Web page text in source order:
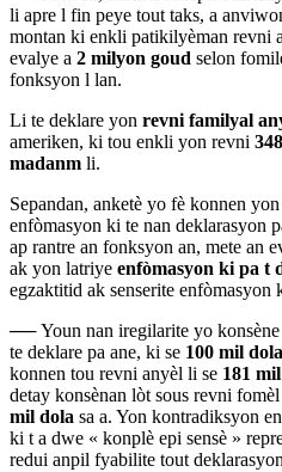
li apre l fin peye tout taks, a
montan ki enkli patikilyèman revni
evalye a 2 milyon goud selon
fonksyon l lan.
Li te deklare yon revni familyal
ameriken, ki tou enkli yon revni
madanm li.
Sepandan, anketè yo fè konnen yon
enfòmasyon ki te nan deklarasyon
ap rantre an fonksyon an, mete an
ak yon latriye enfòmasyon ki pa t
egzaktitid ak senserite enfòmasyon
──Youn nan iregilarite yo konsène
te deklare pa ane, ki se 100 mil dola
konnen tou revni anyèl li se 181
detay konsènan lòt sous revni
mil dola sa a. Yon kontradiksyon
ki t a dwe « konplè epi sensè »
redui anpil fyabilite tout